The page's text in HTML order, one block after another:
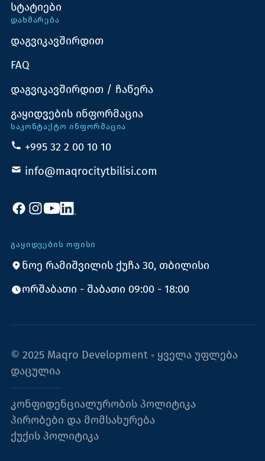
სტატიები
ᲓᲐᲮᲛᲐᲠᲔᲑᲐ
დაგვიკავშირდით
FAQ
დაგვიკავშირდით / ჩაწერა
გაყიდვების ინფორმაცია
ᲡᲐᲙᲝᲜᲢᲐᲥᲢᲝ ᲘᲜᲤᲝᲠᲛᲐᲪᲘᲐ
+995 32 2 00 10 10
info@maqrocitytbilisi.com
ᲒᲐᲧᲘᲓᲕᲔᲑᲘᲡ ᲝᲤᲘᲡᲘ
ნოე რამიშვილის ქუჩა 30, თბილისი
ორშაბათი - შაბათი 09:00 - 18:00
© 2025 Maqro Development ◦ ყველა უფლება
დაცულია
კონფიდენციალურობის პოლიტიკა
პირობები და მომსახურება
ქუქის პოლიტიკა